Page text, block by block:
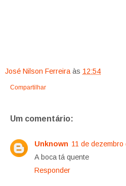
José Nilson Ferreiraàs 12:54
Compartilhar
Um comentário:
Unknown 11 de
A boca tá quente
Responder